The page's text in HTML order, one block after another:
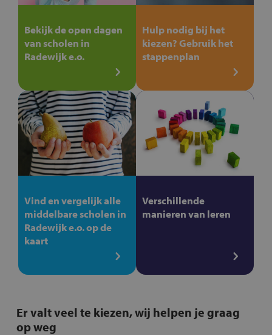
Bekijk de open dagen
van scholen in
Radewijk e.o.
Hulp nodig bij het
kiezen? Gebruik het
stappenplan
Vind en vergelijk alle
middelbare scholen in
Radewijk e.o. op de
kaart
Verschillende
manieren van leren
Er valt veel te kiezen, wij helpen je graag
op weg